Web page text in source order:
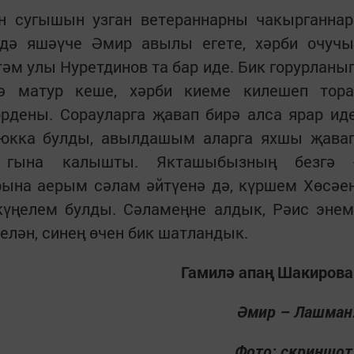
узган ветераннарны
яшәүче Әмир авылы егете, хәрби
улы Нуретдинов та бар иде. Бик
кеше, хәрби киеме килешеп
Сорауларга җавап бирә алса ярар
булды, авылдашым аларга яхшы
гына калышты. Якташыбызның безгә
аерым сәлам әйтүенә дә, күршем
булды. Сәламеңне алдык, Рәис
синең өчен бик шатландык.
Гамилә апаң Шакирова
Әмир –